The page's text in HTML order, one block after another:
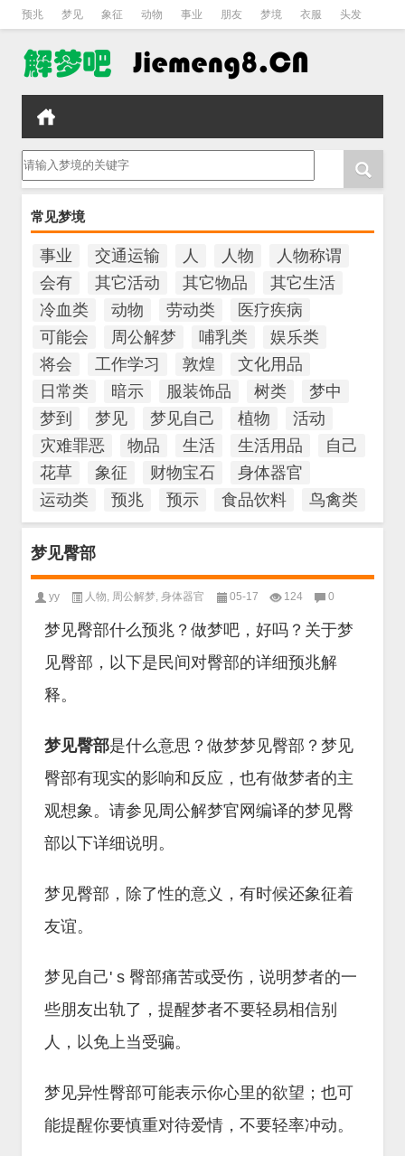
预兆 梦见 象征 动物 事业 朋友 梦境 衣服 头发
请输入梦境的关键字
常见梦境
事业 交通运输 人 人物
人物称谓
会有
其它活动 其它物品
其它生活
冷血类
动物 劳动类
医疗疾病
可能会
周公解梦 哺乳类
娱乐类
将会
工作学习 敦煌
文化用品
日常类
暗示 服装饰品 树类
梦中
梦到
梦见 梦见自己 植物
活动
灾难罪恶
物品 生活 生活用品
自己
花草
象征 财物宝石
身体器官
运动类
预兆 预示 食品饮料 鸟禽类
梦见臀部
yy 人物, 周公解梦, 身体器官 05-17 124 0
梦见臀部什么预兆？做梦吧，好吗？关于梦
见臀部，以下是民间对臀部的详细预兆解
释。
梦见臀部是什么意思？做梦梦见臀部？梦见
臀部有现实的影响和反应，也有做梦者的主
观想象。请参见周公解梦官网编译的梦见臀
部以下详细说明。
梦见臀部，除了性的意义，有时候还象征着
友谊。
梦见自己' s 臀部痛苦或受伤，说明梦者的一
些朋友出轨了，提醒梦者不要轻易相信别
人，以免上当受骗。
梦见异性臀部可能表示你心里的欲望；也可
能提醒你要慎重对待爱情，不要轻率冲动。